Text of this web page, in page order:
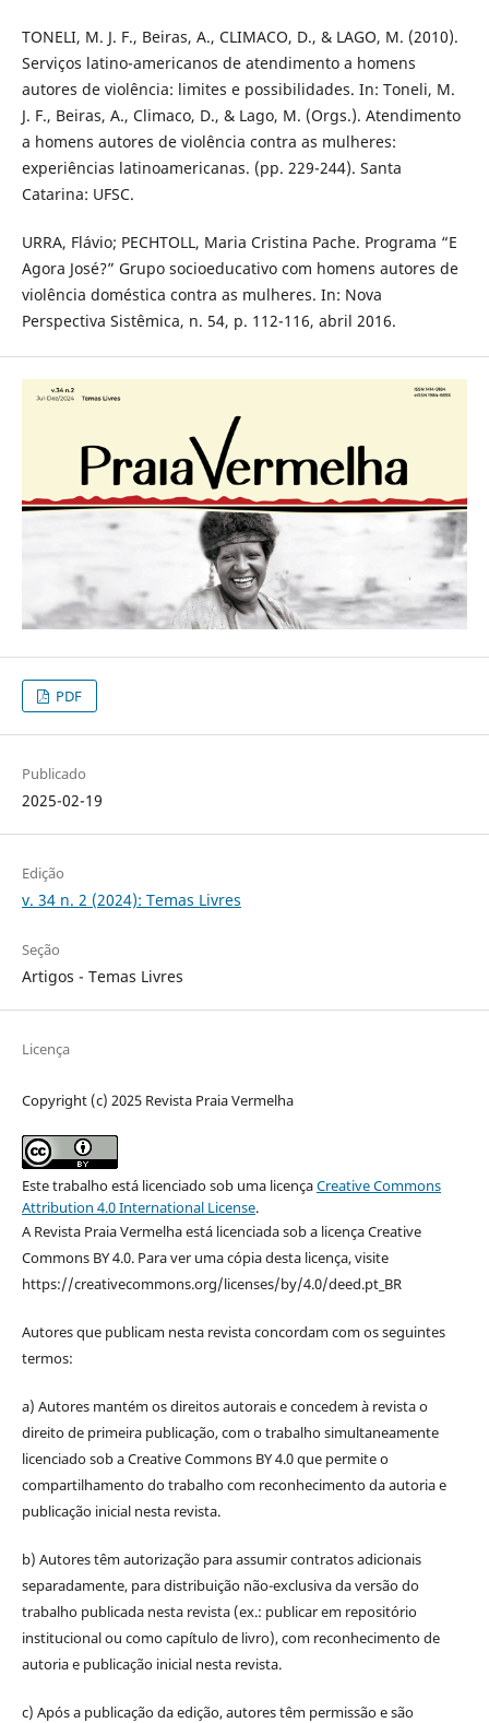
TONELI, M. J. F., Beiras, A., CLIMACO, D., & LAGO, M. (2010).
Serviços latino-americanos de atendimento a homens
autores de violência: limites e possibilidades. In: Toneli, M.
J. F., Beiras, A., Climaco, D., & Lago, M. (Orgs.). Atendimento
a homens autores de violência contra as mulheres:
experiências latinoamericanas. (pp. 229-244). Santa
Catarina: UFSC.
URRA, Flávio; PECHTOLL, Maria Cristina Pache. Programa “E
Agora José?” Grupo socioeducativo com homens autores de
violência doméstica contra as mulheres. In: Nova
Perspectiva Sistêmica, n. 54, p. 112-116, abril 2016.
PDF
Publicado
2025-02-19
Edição
v. 34 n. 2 (2024): Temas Livres
Seção
Artigos - Temas Livres
Licença
Copyright (c) 2025 Revista Praia Vermelha
Este trabalho está licenciado sob uma licençaCreative Commons
Attribution 4.0 International License.
A Revista Praia Vermelha está licenciada sob a licença Creative
Commons BY 4.0. Para ver uma cópia desta licença, visite
https://creativecommons.org/licenses/by/4.0/deed.pt_BR
Autores que publicam nesta revista concordam com os seguintes
termos:
a) Autores mantém os direitos autorais e concedem à revista o
direito de primeira publicação, com o trabalho simultaneamente
licenciado sob a Creative Commons BY 4.0 que permite o
compartilhamento do trabalho com reconhecimento da autoria e
publicação inicial nesta revista.
b) Autores têm autorização para assumir contratos adicionais
separadamente, para distribuição não-exclusiva da versão do
trabalho publicada nesta revista (ex.: publicar em repositório
institucional ou como capítulo de livro), com reconhecimento de
autoria e publicação inicial nesta revista.
c) Após a publicação da edição, autores têm permissão e são